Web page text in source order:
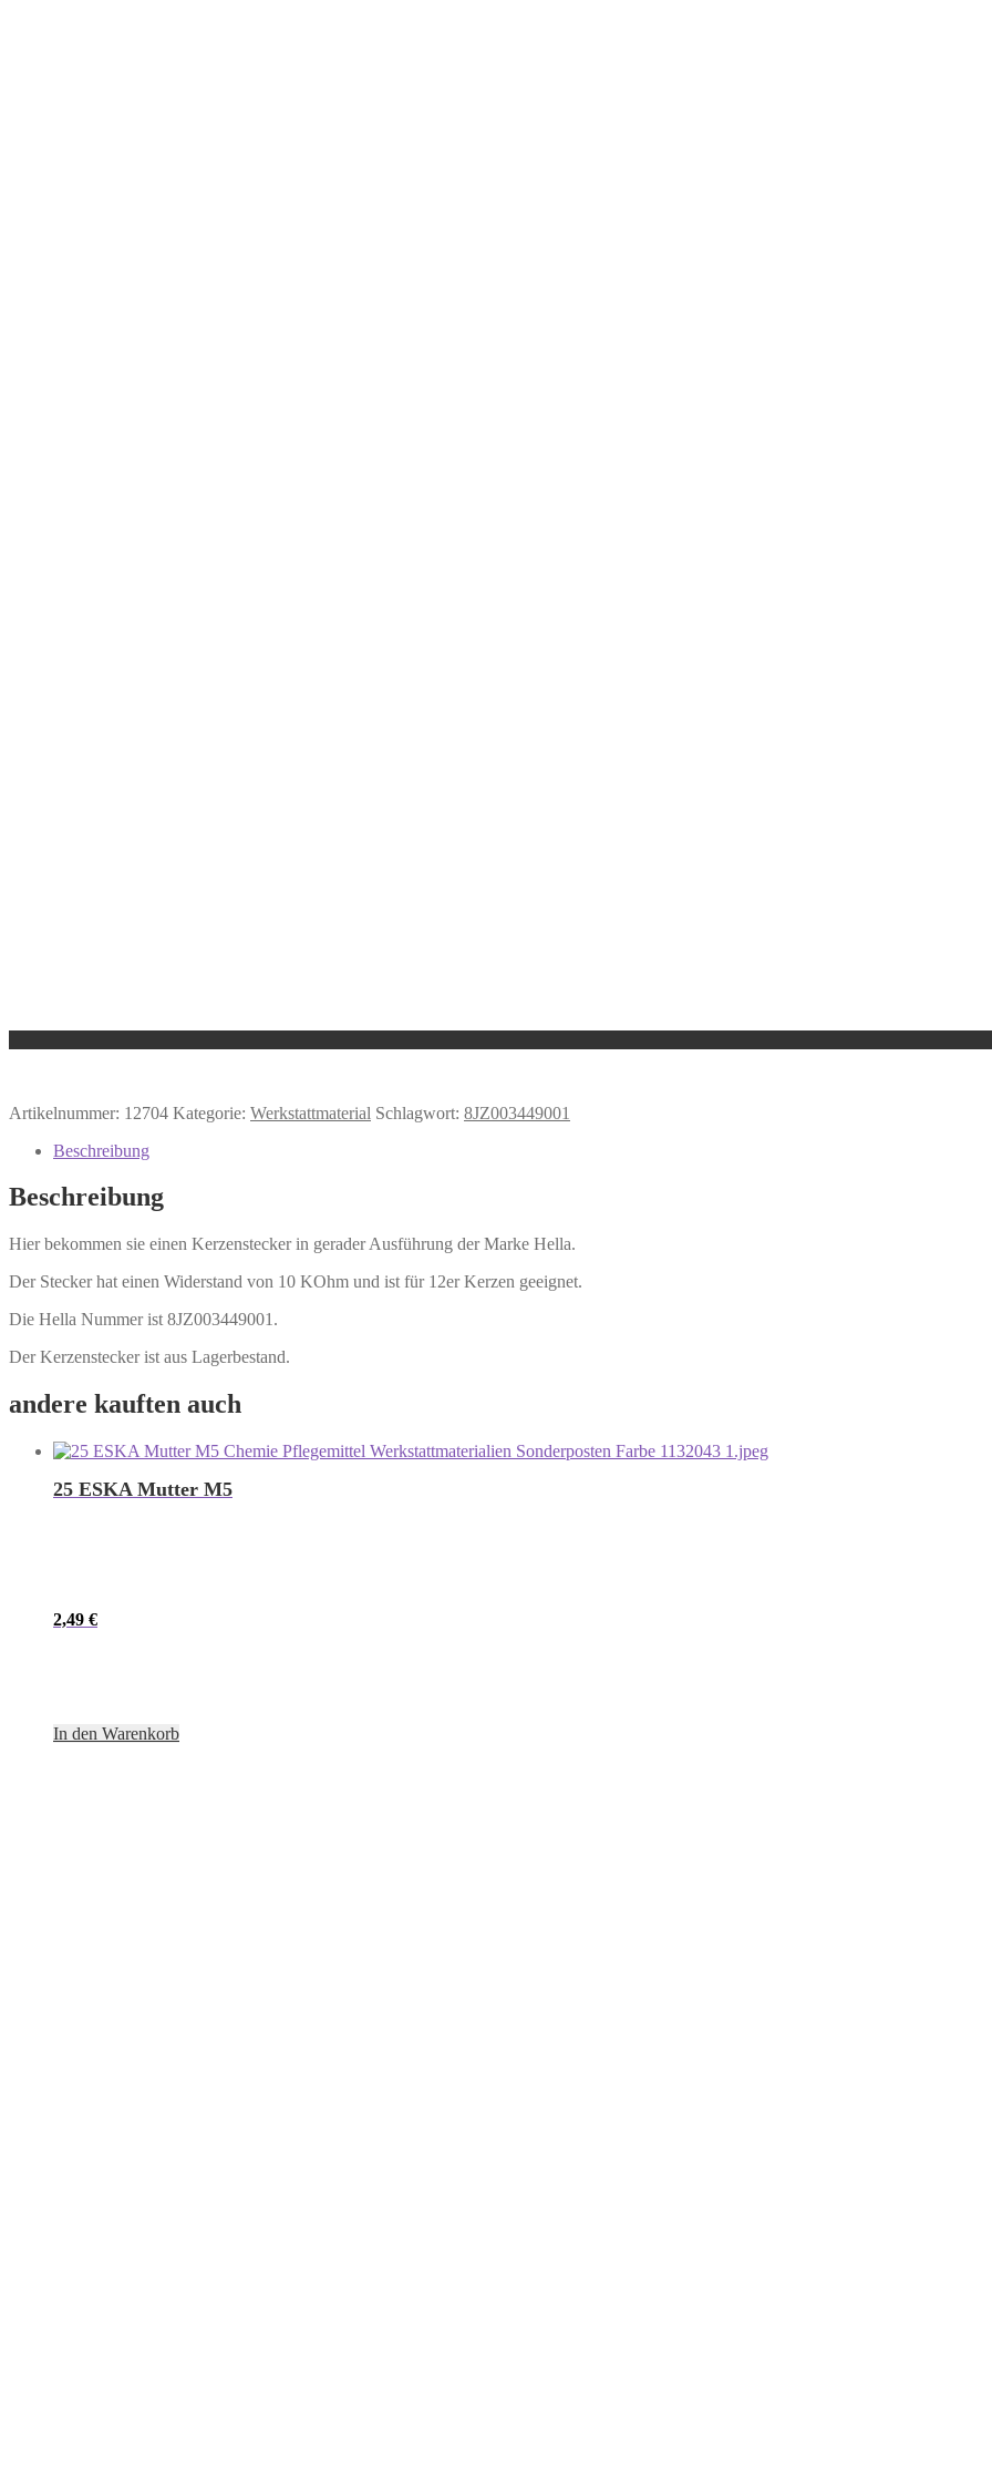
Artikelnummer: 12704 Kategorie: Werkstattmaterial Schlagwort: 8JZ003449001
Beschreibung
Beschreibung
Hier bekommen sie einen Kerzenstecker in gerader Ausführung der Marke Hella.
Der Stecker hat einen Widerstand von 10 KOhm und ist für 12er Kerzen geeignet.
Die Hella Nummer ist 8JZ003449001.
Der Kerzenstecker ist aus Lagerbestand.
andere kauften auch
25 ESKA Mutter M5
2,49 €
In den Warenkorb